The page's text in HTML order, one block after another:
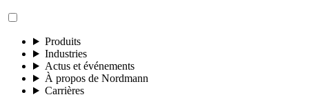
Produits
Industries
Actus et événements
À propos de Nordmann
Carrières